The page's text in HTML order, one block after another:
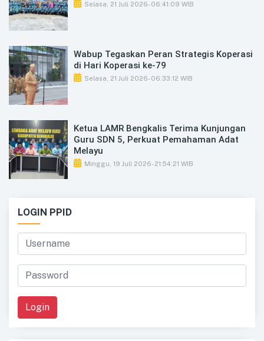
Selasa, 21 Juli 2026- 06:41:09 WIB
Wabup Tegaskan Peran Strategis Koperasi
di Hari Koperasi ke-79
Selasa, 21 Juli 2026- 06:33:12 WIB
Ketua LAMR Bengkalis Terima Kunjungan
Guru SDN 5, Perkuat Pemahaman Adat
Melayu
Minggu, 19 Juli 2026- 21:54:21 WIB
LOGIN PPID
Login